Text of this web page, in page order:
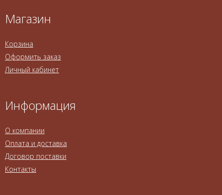
Магазин
Корзина
Оформить заказ
Личный кабинет
Информация
О компании
Оплата и доставка
Договор поставки
Контакты